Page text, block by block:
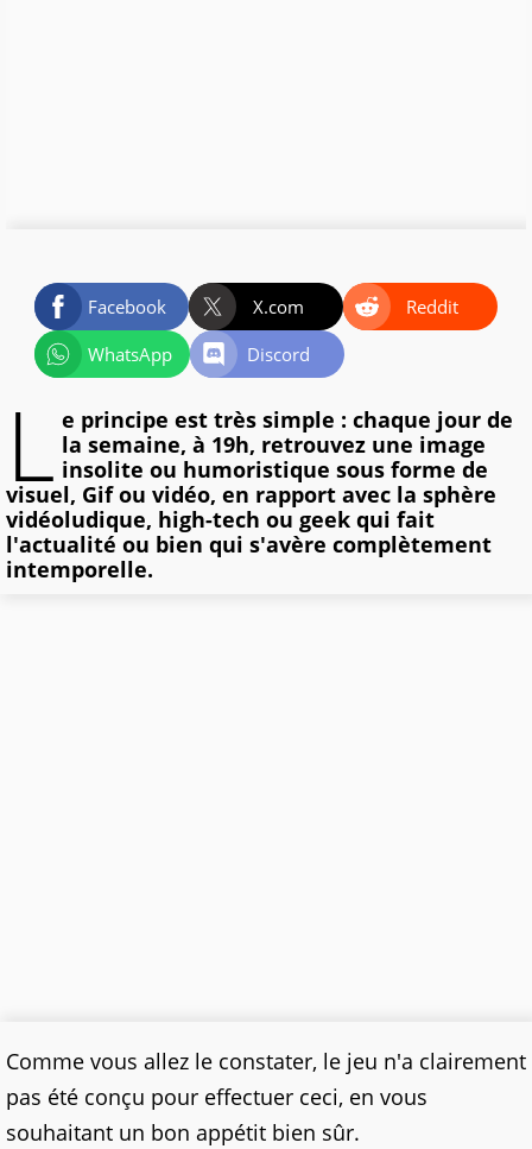
Facebook X.com
Reddit
WhatsApp
Discord
L e principe est très simple : chaque jour de
la semaine, à 19h, retrouvez une image
insolite ou humoristique sous forme de
visuel, Gif ou vidéo, en rapport avec la sphère
vidéoludique, high-tech ou geek qui fait
l'actualité ou bien qui s'avère complètement
intemporelle.
Comme vous allez le constater, le jeu n'a clairement
pas été conçu pour effectuer ceci, en vous
souhaitant un bon appétit bien sûr.